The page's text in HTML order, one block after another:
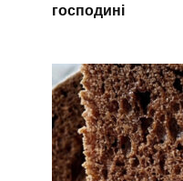
господині